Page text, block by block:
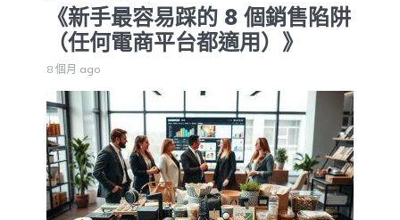
《新手最容易踩的 8 個銷售陷阱
（任何電商平台都適用）》
8 個月 ago